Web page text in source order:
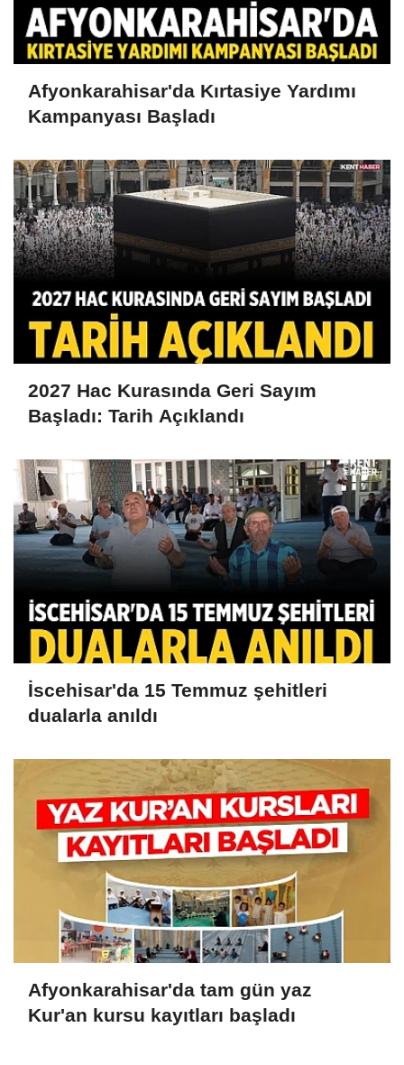
Afyonkarahisar'da Kırtasiye Yardımı
Kampanyası Başladı
2027 Hac Kurasında Geri Sayım
Başladı: Tarih Açıklandı
İscehisar'da 15 Temmuz şehitleri
dualarla anıldı
Afyonkarahisar'da tam gün yaz
Kur'an kursu kayıtları başladı